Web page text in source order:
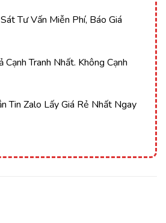
Tư Vấn Miễn Phí, Báo Giá
Cạnh Tranh Nhất. Không Cạnh
Tin Zalo Lấy Giá Rẻ Nhất Ngay